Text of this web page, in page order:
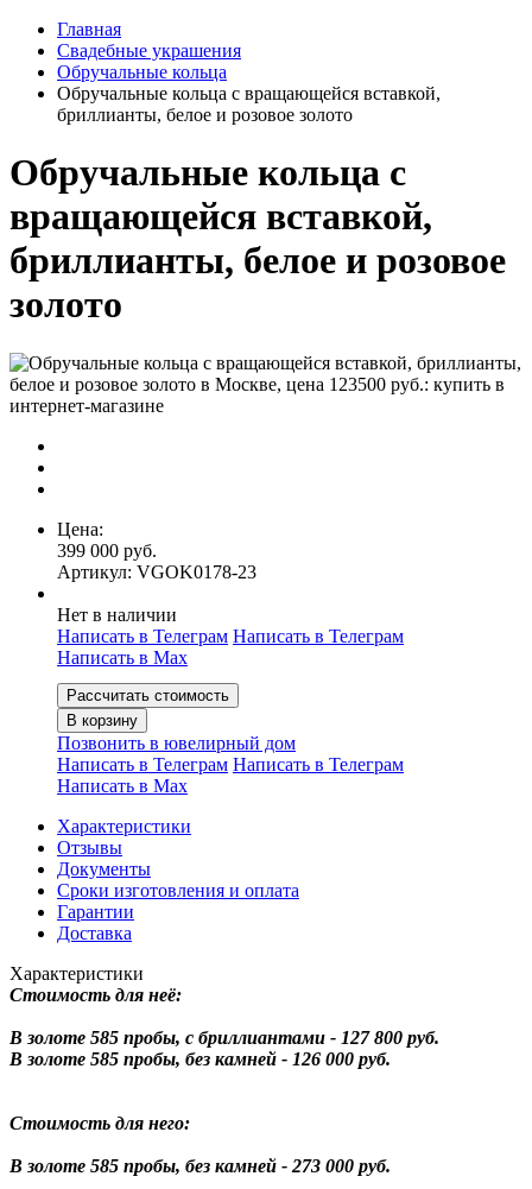
Главная
Свадебные украшения
Обручальные кольца
Обручальные кольца с вращающейся вставкой,
бриллианты, белое и розовое золото
Обручальные кольца с
вращающейся вставкой,
бриллианты, белое и розовое
золото
Цена:
399 000 руб.
Артикул: VGOK0178-23
Нет в наличии
Написать в Телеграм Написать в Телеграм
Написать в Мах
Рассчитать стоимость
В корзину
Позвонить в ювелирный дом
Написать в Телеграм Написать в Телеграм
Написать в Мах
Характеристики
Отзывы
Документы
Сроки изготовления и оплата
Гарантии
Доставка
Характеристики
Стоимость для неё:
В золоте 585 пробы, с бриллиантами - 127 800 руб.
В золоте 585 пробы, без камней - 126 000 руб.
Стоимость для него:
В золоте 585 пробы, без камней - 273 000 руб.